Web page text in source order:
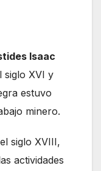
Isaac
siglo XVI y
estuvo
minero.
siglo XVIII,
actividades